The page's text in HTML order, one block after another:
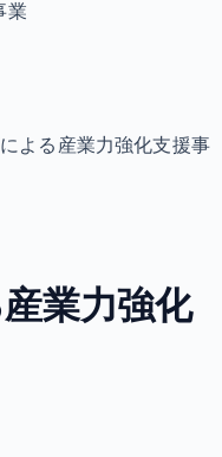
業
よる産業力強化支援事
業力強化